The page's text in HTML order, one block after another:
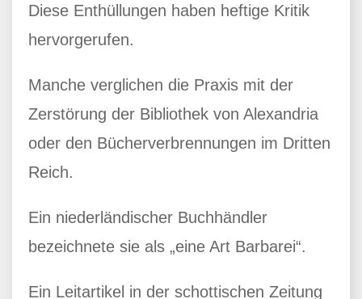
Diese Enthüllungen haben heftige Kritik
hervorgerufen.
Manche verglichen die Praxis mit der
Zerstörung der Bibliothek von Alexandria
oder den Bücherverbrennungen im Dritten
Reich.
Ein niederländischer Buchhändler
bezeichnete sie als „eine Art Barbarei“.
Ein Leitartikel in der schottischen Zeitung